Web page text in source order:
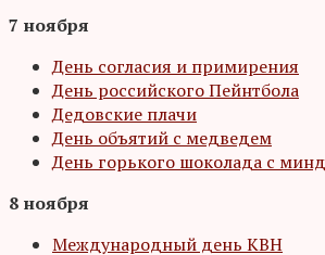
7 ноября
День согласия и примирения
День российского Пейнтбола
Дедовские плачи
День объятий с медведем
День горького шоколада с
8 ноября
Международный день КВН